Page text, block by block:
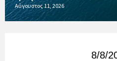
Αύγουστος 11, 2026
8/8/